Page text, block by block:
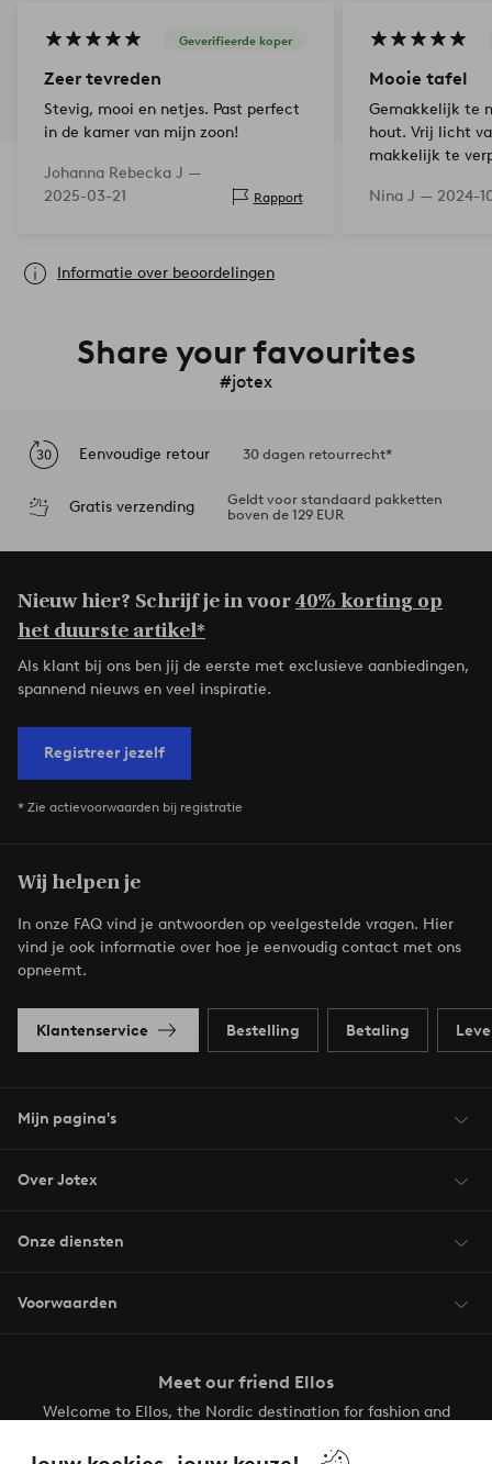
Geverifieerde koper
Zeer tevreden
Stevig, mooi en netjes. Past perfect
in de kamer van mijn zoon!
Johanna Rebecka J —
2025-03-21
Rapport
Mooie tafel
Gemakkelijk te
hout. Vrij licht
makkelijk te
gebruik en in
Nina J — 2024-
Informatie over beoordelingen
Share your favourites
#jotex
Eenvoudige retour 30 dagen retourrecht*
Gratis verzending
Geldt voor standaard pakketten
boven de 129 EUR
Nieuw hier? Schrijf je in voor40% korting op
het duurste artikel*
Als klant bij ons ben jij de eerste met exclusieve aanbiedingen,
spannend nieuws en veel inspiratie.
Registreer jezelf
* Zie actievoorwaarden bij registratie
Wij helpen je
In onze FAQ vind je antwoorden op veelgestelde vragen. Hier
vind je ook informatie over hoe je eenvoudig contact met ons
opneemt.
Klantenservice Bestelling Betaling
Mijn pagina's
Over Jotex
Onze diensten
Voorwaarden
Meet our friend Ellos
Welcome to Ellos, the Nordic destination for fashion and
your wardrobe. Your next inspiring look is here!